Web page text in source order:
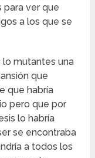
para ver que
a los que se
lo mutantes una
que
que habría
pero que por
lo habría
se encontraba
a todos los